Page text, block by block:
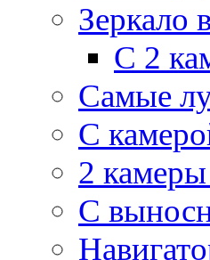
Зеркало
С 2
Самые
С
2
С